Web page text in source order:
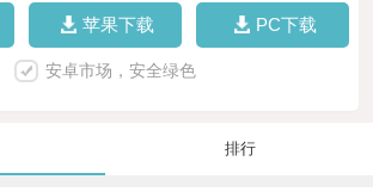
苹果下载 PC下载
安卓市场，安全绿色
排行